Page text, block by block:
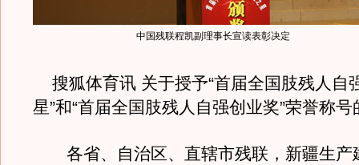
中国残联程凯副理事长宣读表彰决定
搜狐体育讯 关于授予“首届全国肢残人自
星”和“首届全国肢残人自强创业奖”荣誉称号
各省、自治区、直辖市残联，新疆生产